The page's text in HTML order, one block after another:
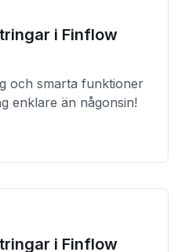
i Finflow
och smarta funktioner
enklare än någonsin!
i Finflow